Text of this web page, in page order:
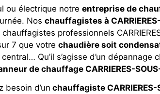
ou électrique notre entreprise de
Nos chauffagistes à
professionnels
7 que votre chaudière soit
Qu’il s’agisse d’un dépannage
de chauffage CARRIERES-
besoin d’un chauffagiste CARRIERES-